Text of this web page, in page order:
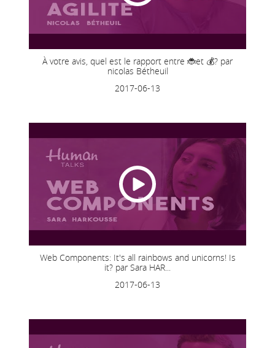
À votre avis, quel est le rapport entre 🐞et 💰? par
nicolas Bétheuil
2017-06-13
Web Components: It's all rainbows and unicorns! Is
it? par Sara HAR...
2017-06-13